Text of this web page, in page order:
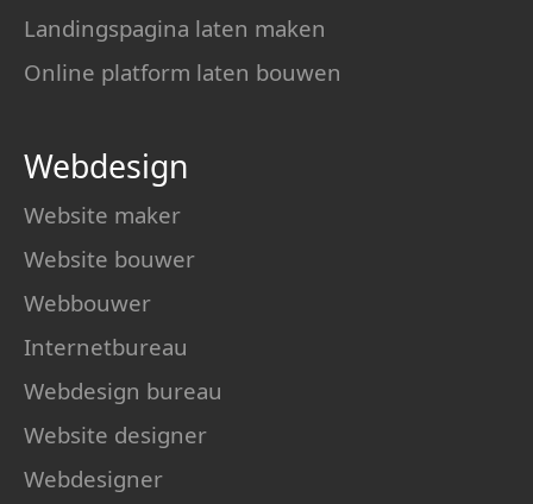
Landingspagina laten maken
Online platform laten bouwen
Webdesign
Website maker
Website bouwer
Webbouwer
Internetbureau
Webdesign bureau
Website designer
Webdesigner